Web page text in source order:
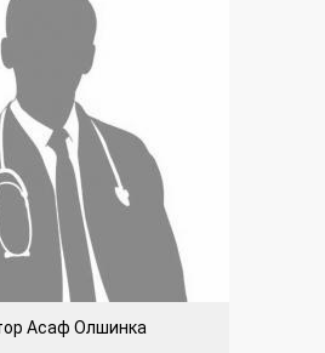
Асаф Олшинка